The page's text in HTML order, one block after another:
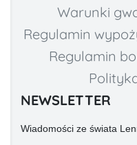
Warunki
Regulamin
Regulamin
NEWSLETTER
Wiadomości ze świata